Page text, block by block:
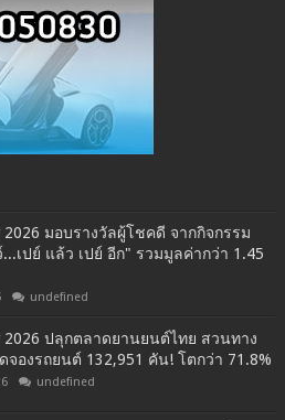
2026 มอบรางวัลผู้โชคดี จากกิจกรรม
เปย์ แล้ว เปย์ อีก" รวมมูลค่ากว่า 1.45
undefined
2026 ปลุกตลาดยานยนต์ไทย สวนทาง
จองรถยนต์ 132,951 คัน! โตกว่า 71.8%
undefined